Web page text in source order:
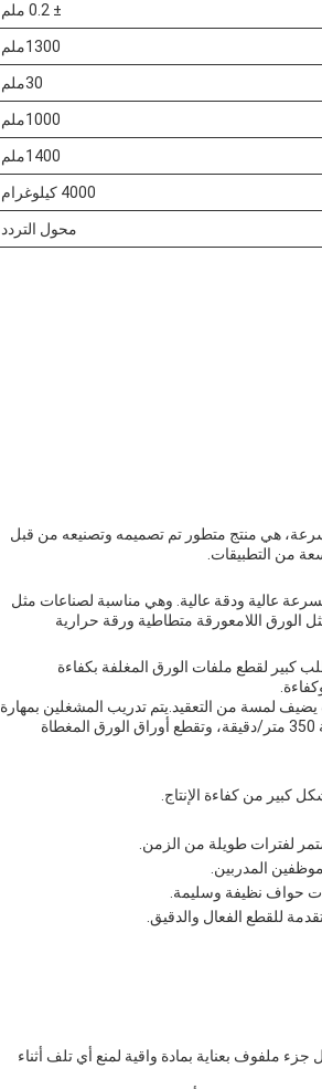
± 0.2 ملم
1300ملم
30ملم
1000ملم
1400ملم
4000 كيلوغرام
محول التردد
هي منتج متطور تم تصميمه وتصنيعه من قبل
عالية ودقة عالية. وهي مناسبة لصناعات مثل
الورق اللامعورقة متطاطية ورقة حرارية
كبير لقطع ملفات الورق المغلفة بكفاءة
لمسة من التعقيد.يتم تدريب المشغلين بمهارة
ويمكنهم تشغيل الآلة بسهولة مع واجهة سهلة الاستخدامتعمل الآلة باستمرار بسرعة 350 متر/دقيقة، وتقطع أوراق الورق المغطاة
لفترات طويلة من الزمن.
المدربين.
حواف نظيفة وسليمة.
للقطع الفعال والدقيق.
ملفوف بعناية بمادة واقية لمنع أي تلف أثناء